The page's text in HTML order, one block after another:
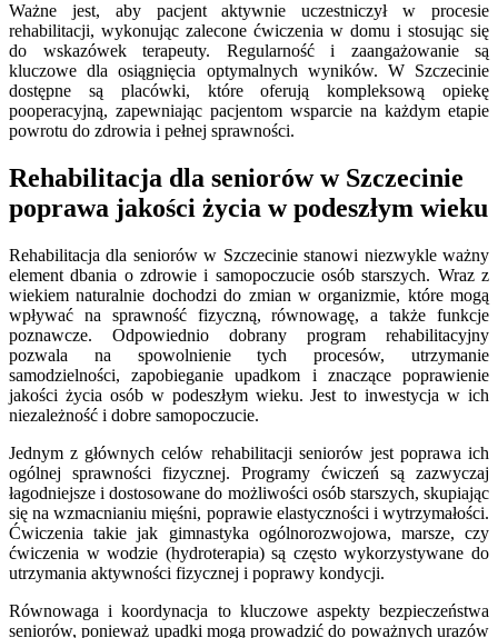
Ważne jest, aby pacjent aktywnie uczestniczył w procesie
rehabilitacji, wykonując zalecone ćwiczenia w domu i stosując się
do wskazówek terapeuty. Regularność i zaangażowanie są
kluczowe dla osiągnięcia optymalnych wyników. W Szczecinie
dostępne są placówki, które oferują kompleksową opiekę
pooperacyjną, zapewniając pacjentom wsparcie na każdym etapie
powrotu do zdrowia i pełnej sprawności.
Rehabilitacja dla seniorów w Szczecinie
poprawa jakości życia w podeszłym wieku
Rehabilitacja dla seniorów w Szczecinie stanowi niezwykle ważny
element dbania o zdrowie i samopoczucie osób starszych. Wraz z
wiekiem naturalnie dochodzi do zmian w organizmie, które mogą
wpływać na sprawność fizyczną, równowagę, a także funkcje
poznawcze. Odpowiednio dobrany program rehabilitacyjny
pozwala na spowolnienie tych procesów, utrzymanie
samodzielności, zapobieganie upadkom i znaczące poprawienie
jakości życia osób w podeszłym wieku. Jest to inwestycja w ich
niezależność i dobre samopoczucie.
Jednym z głównych celów rehabilitacji seniorów jest poprawa ich
ogólnej sprawności fizycznej. Programy ćwiczeń są zazwyczaj
łagodniejsze i dostosowane do możliwości osób starszych, skupiając
się na wzmacnianiu mięśni, poprawie elastyczności i wytrzymałości.
Ćwiczenia takie jak gimnastyka ogólnorozwojowa, marsze, czy
ćwiczenia w wodzie (hydroterapia) są często wykorzystywane do
utrzymania aktywności fizycznej i poprawy kondycji.
Równowaga i koordynacja to kluczowe aspekty bezpieczeństwa
seniorów, ponieważ upadki mogą prowadzić do poważnych urazów